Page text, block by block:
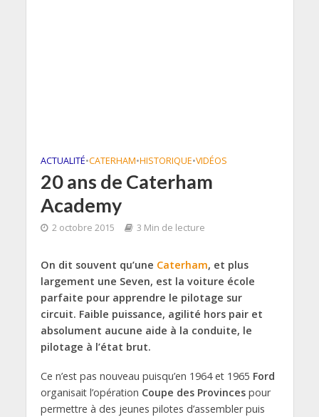
ACTUALITÉ•CATERHAM•HISTORIQUE•VIDÉOS
20 ans de Caterham
Academy
2 octobre 2015 3 Min de lecture
On dit souvent qu’une Caterham, et plus
largement une Seven, est la voiture école
parfaite pour apprendre le pilotage sur
circuit. Faible puissance, agilité hors pair et
absolument aucune aide à la conduite, le
pilotage à l’état brut.
Ce n’est pas nouveau puisqu’en 1964 et 1965 Ford
organisait l’opération Coupe des Provincespour
permettre à des jeunes pilotes d’assembler puis